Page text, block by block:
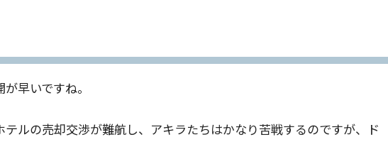
早いですね。
テルの売却交渉が難航し、アキラたちはかなり苦戦するのですが、ド